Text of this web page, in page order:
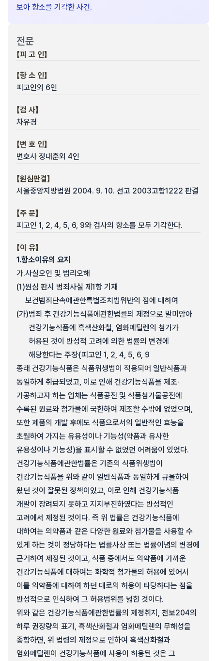
보아 항소를 기각한 사건.
전문
【피 고 인】
【항 소 인】
피고인외 6인
【검 사】
차유경
【변 호 인】
변호사 정대훈외 4인
【원심판결】
서울중앙지방법원 2004. 9. 10. 선고 2003고합1222 판결
【주 문】
피고인 1, 2, 4, 5, 6, 9와 검사의 항소를 모두 기각한다.
【이 유】
1.항소이유의 요지
가.사실오인 및 법리오해
(1)원심 판시 범죄사실 제1항 기재
보건범죄단속에관한특별조치법위반의 점에 대하여
(가)범죄 후 건강기능식품에관한법률의 제정으로 말미암아
건강기능식품에 흑색산화철, 염화메틸렌의 첨가가
허용된 것이 반성적 고려에 의한 법률의 변경에
해당한다는 주장{피고인 1, 2, 4, 5, 6, 9
종래 건강기능식품은 식품위생법이 적용되어 일반식품과
동일하게 취급되었고, 이로 인해 건강기능식품을 제조·
가공하고자 하는 업체는 식품공전 및 식품첨가물공전에
수록된 원료와 첨가물에 국한하여 제조할 수밖에 없었으며,
또한 제품의 개발 후에도 식품으로서의 일반적인 효능을
초월하여 가지는 유용성이나 기능성(약품과 유사한
유용성이나 기능성)을 표시할 수 없었던 어려움이 있었다.
건강기능식품에관한법률은 기존의 식품위생법이
건강기능식품을 위와 같이 일반식품과 동일하게 규율하여
왔던 것이 잘못된 정책이었고, 이로 인해 건강기능식품
개발이 장려되지 못하고 지지부진하였다는 반성적인
고려에서 제정된 것이다. 즉 위 법률은 건강기능식품에
대하여는 의약품과 같은 다양한 원료와 첨가물을 사용할 수
있게 하는 것이 정당하다는 법률사상 또는 법률이념의 변경에
근거하여 제정된 것이고, 식품 중에서도 의약품에 가까운
건강기능식품에 대하여는 화학적 첨가물의 허용에 있어서
이를 의약품에 대하여 하던 대로의 허용이 타당하다는 점을
반성적으로 인식하여 그 허용범위를 넓힌 것이다.
위와 같은 건강기능식품에관한법률의 제정취지, 천보204의
하루 권장량의 표기, 흑색산화철과 염화메틸렌의 무해성을
종합하면, 위 법령의 제정으로 인하여 흑색산화철과
염화메틸렌이 건강기능식품에 사용이 허용된 것은 그